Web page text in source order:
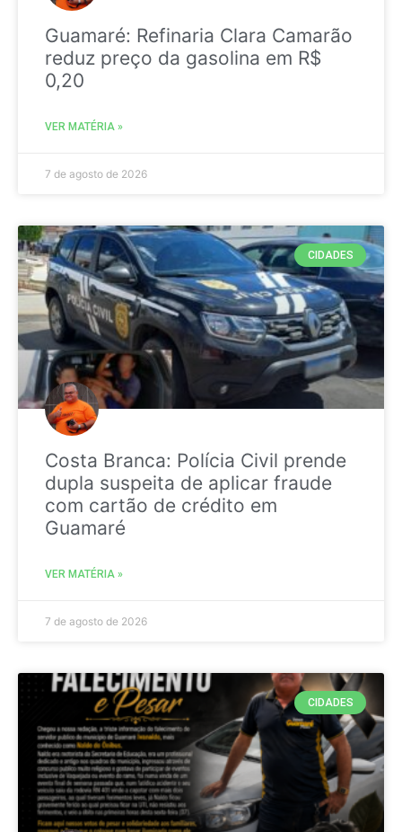
Guamaré: Refinaria Clara Camarão
reduz preço da gasolina em R$
0,20
VER MATÉRIA »
7 de agosto de 2026
CIDADES
Costa Branca: Polícia Civil prende
dupla suspeita de aplicar fraude
com cartão de crédito em
Guamaré
VER MATÉRIA »
7 de agosto de 2026
CIDADES